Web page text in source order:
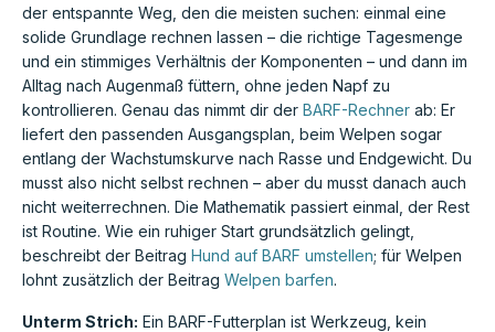
der entspannte Weg, den die meisten suchen: einmal eine
solide Grundlage rechnen lassen – die richtige Tagesmenge
und ein stimmiges Verhältnis der Komponenten – und dann im
Alltag nach Augenmaß füttern, ohne jeden Napf zu
kontrollieren. Genau das nimmt dir der BARF-Rechner ab: Er
liefert den passenden Ausgangsplan, beim Welpen sogar
entlang der Wachstumskurve nach Rasse und Endgewicht. Du
musst also nicht selbst rechnen – aber du musst danach auch
nicht weiterrechnen. Die Mathematik passiert einmal, der Rest
ist Routine. Wie ein ruhiger Start grundsätzlich gelingt,
beschreibt der Beitrag Hund auf BARF umstellen; für Welpen
lohnt zusätzlich der Beitrag Welpen barfen.
Unterm Strich: Ein BARF-Futterplan ist Werkzeug, kein